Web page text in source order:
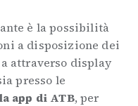
è la possibilità
a disposizione dei
attraverso display
presso le
app di ATB, per